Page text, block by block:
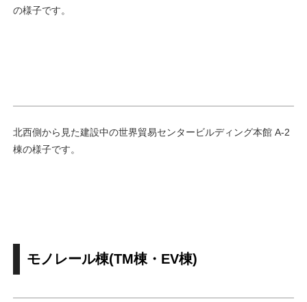
の様子です。
北西側から見た建設中の世界貿易センタービルディング本館 A-2
棟の様子です。
モノレール棟(TM棟・EV棟)